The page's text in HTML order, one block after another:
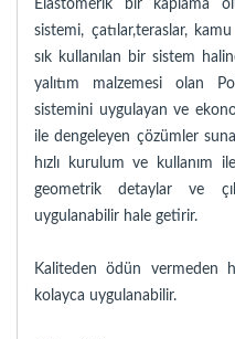
Elastomerik bir kaplama
sistemi, çatılar,teraslar,
sık kullanılan bir sistem
yalıtım malzemesi olan
sistemini uygulayan ve
ile dengeleyen çözümler
hızlı kurulum ve kullanım
geometrik detaylar ve
uygulanabilir hale getirir.
Kaliteden ödün vermeden
kolayca uygulanabilir.